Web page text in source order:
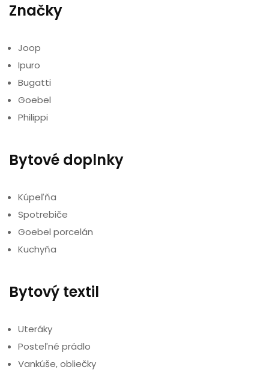
Značky
Joop
Ipuro
Bugatti
Goebel
Philippi
Bytové doplnky
Kúpeľňa
Spotrebiče
Goebel porcelán
Kuchyňa
Bytový textil
Uteráky
Posteľné prádlo
Vankúše, obliečky